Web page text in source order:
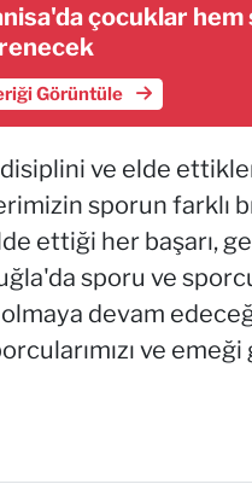
çocuklar
Görüntüle
disiplini ve elde
sporun farklı
ettiği her başarı,
sporu ve
devam
ve